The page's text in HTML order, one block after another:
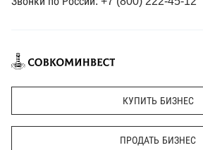
КУПИТЬ БИЗНЕС
ПРОДАТЬ БИЗНЕС